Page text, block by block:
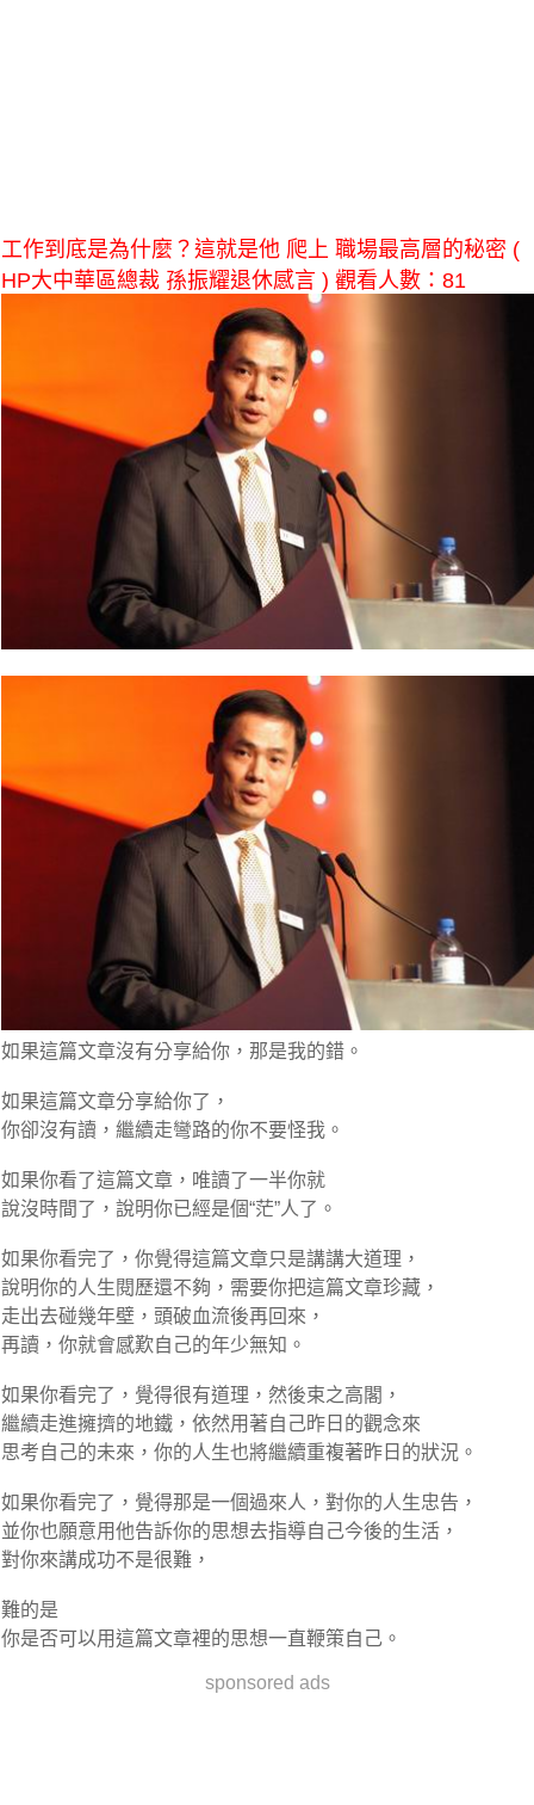
工作到底是為什麼？這就是他 爬上 職場最高層的秘密 (
HP大中華區總裁 孫振耀退休感言 ) 觀看人數：81
如果這篇文章沒有分享給你，那是我的錯。
如果這篇文章分享給你了，
你卻沒有讀，繼續走彎路的你不要怪我。
如果你看了這篇文章，唯讀了一半你就
說沒時間了，說明你已經是個“茫”人了。
如果你看完了，你覺得這篇文章只是講講大道理，
說明你的人生閱歷還不夠，需要你把這篇文章珍藏，
走出去碰幾年壁，頭破血流後再回來，
再讀，你就會感歎自己的年少無知。
如果你看完了，覺得很有道理，然後束之高閣，
繼續走進擁擠的地鐵，依然用著自己昨日的觀念來
思考自己的未來，你的人生也將繼續重複著昨日的狀況。
如果你看完了，覺得那是一個過來人，對你的人生忠告，
並你也願意用他告訴你的思想去指導自己今後的生活，
對你來講成功不是很難，
難的是
你是否可以用這篇文章裡的思想一直鞭策自己。
sponsored ads